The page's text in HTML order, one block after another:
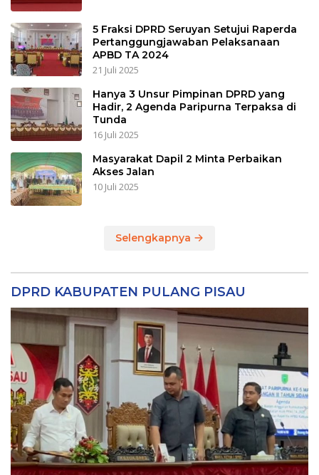
5 Fraksi DPRD Seruyan Setujui Raperda
Pertanggungjawaban Pelaksanaan
APBD TA 2024
21 Juli 2025
Hanya 3 Unsur Pimpinan DPRD yang
Hadir, 2 Agenda Paripurna Terpaksa di
Tunda
16 Juli 2025
Masyarakat Dapil 2 Minta Perbaikan
Akses Jalan
10 Juli 2025
Selengkapnya
DPRD KABUPATEN PULANG PISAU